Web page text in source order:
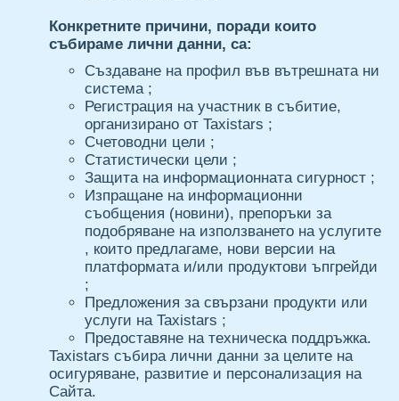
Конкретните причини, поради които
събираме лични данни, са:
Създаване на профил във вътрешната ни
система ;
Регистрация на участник в събитие,
организирано от Taxistars ;
Счетоводни цели ;
Статистически цели ;
Защита на информационната сигурност ;
Изпращане на информационни
съобщения (новини), препоръки за
подобряване на използването на услугите
, които предлагаме, нови версии на
платформата и/или продуктови ъпгрейди
;
Предложения за свързани продукти или
услуги на Taxistars ;
Предоставяне на техническа поддръжка.
Taxistars събира лични данни за целите на
осигуряване, развитие и персонализация на
Сайта.